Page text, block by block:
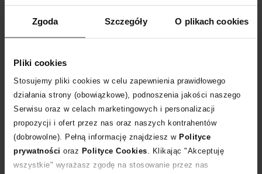
Zgoda Szczegóły O plikach cookies
Pliki cookies
Stosujemy pliki cookies w celu zapewnienia prawidłowego
działania strony (obowiązkowe), podnoszenia jakości naszego
Serwisu oraz w celach marketingowych i personalizacji
propozycji i ofert przez nas oraz naszych kontrahentów
(dobrowolne). Pełną informację znajdziesz w Polityce
prywatności oraz Polityce Cookies . Klikając "Akceptuję
wszystkie" wyrażasz zgodę na stosowanie przez nas
DODAJ DO KOSZYKA
Dostawa od 0 zł
14 dni na zwrot towaru
+34 punktówzyskujesz w Klubie Korzyści
Kup teraz, Zapłać później!